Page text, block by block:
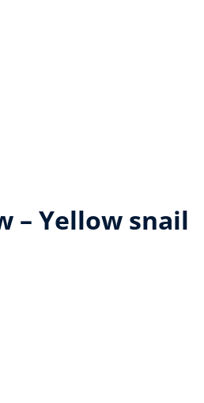
– Yellow snail